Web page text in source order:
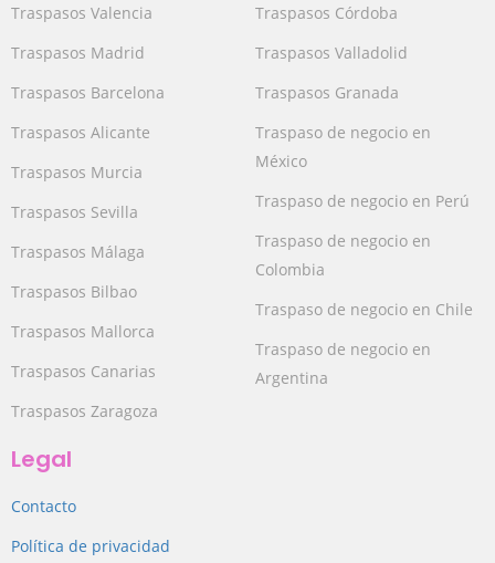
Traspasos Valencia
Traspasos Madrid
Traspasos Barcelona
Traspasos Alicante
Traspasos Murcia
Traspasos Sevilla
Traspasos Málaga
Traspasos Bilbao
Traspasos Mallorca
Traspasos Canarias
Traspasos Zaragoza
Traspasos Córdoba
Traspasos Valladolid
Traspasos Granada
Traspaso de negocio en
México
Traspaso de negocio en Perú
Traspaso de negocio en
Colombia
Traspaso de negocio en Chile
Traspaso de negocio en
Argentina
Legal
Contacto
Política de privacidad